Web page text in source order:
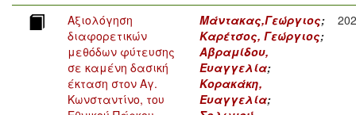
Αξιολόγηση
διαφορετικών
μεθόδων φύτευσης
σε καμένη δασική
έκταση στον Αγ.
Κωνσταντίνο, του
Μάντακας,Γεώργιος;
Καρέτσος, Γεώργιος;
Αβραμίδου,
Ευαγγελία;
Κορακάκη,
Ευαγγελία;